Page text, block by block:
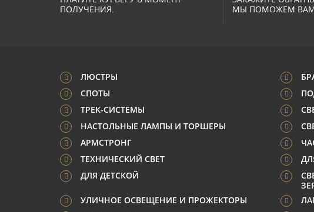
ПОЛУЧЕНИЯ.
МЫ ПОМОЖЕМ
ЛЮСТРЫ
СПОТЫ
ТРЕК-СИСТЕМЫ
НАСТОЛЬНЫЕ ЛАМПЫ И ТОРШЕРЫ
АРМСТРОНГ
ТЕХНИЧЕСКИЙ СВЕТ
ДЛЯ ДЕТСКОЙ
УЛИЧНОЕ ОСВЕЩЕНИЕ И ПРОЖЕКТОРЫ